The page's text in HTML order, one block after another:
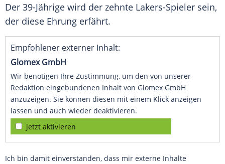
Der 39-Jährige wird der zehnte Lakers-Spieler sein,
der diese Ehrung erfährt.
Empfohlener externer Inhalt:
Glomex GmbH
Wir benötigen Ihre Zustimmung, um den von unserer
Redaktion eingebundenen Inhalt von Glomex GmbH
anzuzeigen. Sie können diesen mit einem Klick anzeigen
lassen und auch wieder deaktivieren.
jetzt aktivieren
Ich bin damit einverstanden, dass mir externe Inhalte